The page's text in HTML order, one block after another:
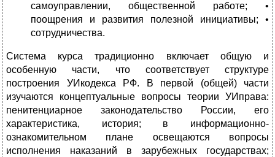
самоуправлении, общественной работе; •
поощрения и развития полезной инициативы; •
сотрудничества.
Система курса традиционно включает общую и
особенную части, что соответству­ет структуре
построения УИкодекса РФ. В первой (общей) части
изучаются концептуальные вопросы теории УИправа:
пенитенциарное законо­дательство России, его
характеристика, история; в информацион­но-
ознакомительном плане освещаются вопросы
исполнения нака­заний в зарубежных государствах;